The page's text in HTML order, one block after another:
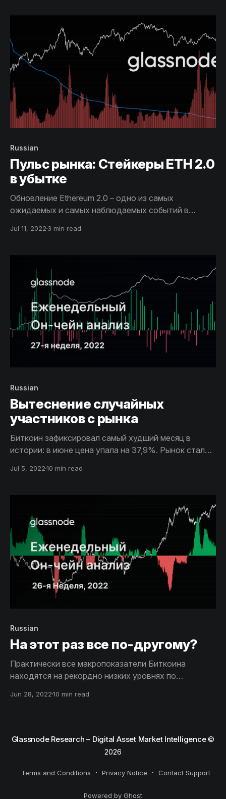
циклов, чтобы оценить, что может ждать нас
впереди.
Russian
Пульс рынка: Стейкеры ETH 2.0
в убытке
Обновление Ethereum 2.0 – одно из самых
ожидаемых и самых наблюдаемых событий в
блокировкой застейканных ETH и снижения
Jul 11, 2022 3 min read
Russian
Вытеснение случайных
участников с рынка
Биткоин зафиксировал самый худший месяц в
истории: в июне цена упала на 37,9%. Рынок стал
участников (так называемых “туристов”), в
Jul 5, 202210 min read
Russian
На этот раз все по-другому?
Практически все макропоказатели Биткоина
находятся на рекордно низких уровнях по
аналогичных условиях. Учитывая многочисленные
по-другому?
Jun 28, 202210 min read
Glassnode Research – Digital Asset Market Intelligence©
2026
Terms and Conditions Privacy Notice Contact Support
Powered by Ghost